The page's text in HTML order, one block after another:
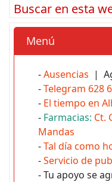
Buscar en esta
Menú
-Ausencias |
-Telegram 628
- El tiempo en
- Farmacias: Ct.
Mandas
-Tal día como
-Servicio de
- Tu apoyo se